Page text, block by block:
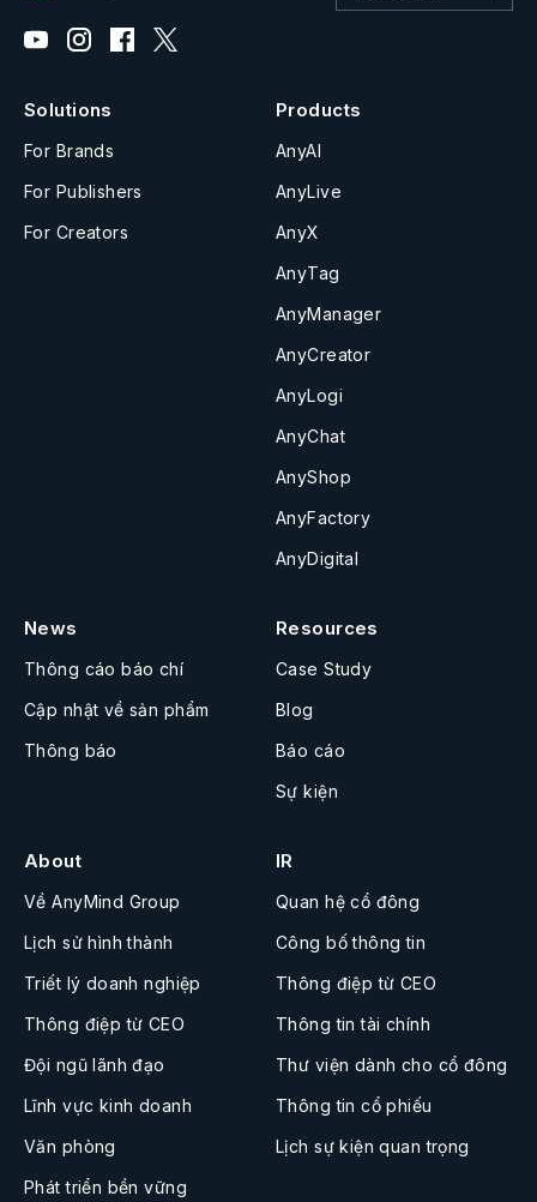
Solutions
For Brands
For Publishers
For Creators
Products
AnyAI
AnyLive
AnyX
AnyTag
AnyManager
AnyCreator
AnyLogi
AnyChat
AnyShop
AnyFactory
AnyDigital
News
Thông cáo báo chí
Cập nhật về sản phẩm
Thông báo
Resources
Case Study
Blog
Báo cáo
Sự kiện
About
Về AnyMind Group
Lịch sử hình thành
Triết lý doanh nghiệp
Thông điệp từ CEO
Đội ngũ lãnh đạo
Lĩnh vực kinh doanh
Văn phòng
Phát triển bền vững
IR
Quan hệ cổ đông
Công bố thông tin
Thông điệp từ CEO
Thông tin tài chính
Thư viện dành cho cổ đông
Thông tin cổ phiếu
Lịch sự kiện quan trọng